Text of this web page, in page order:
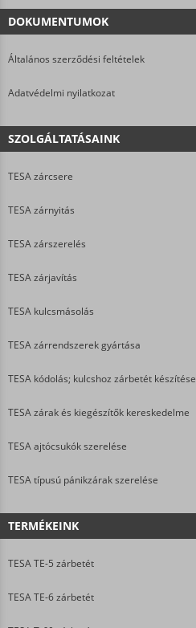
DOKUMENTUMOK
Általános szerződési feltételek
Adatvédelmi nyilatkozat
SZOLGÁLTATÁSAINK
TESA zárcsere
TESA zárnyitás
TESA zárszerelés
TESA zárjavítás
TESA kulcsmásolás
TESA zárrendszerek gyártása
TESA kódolás; kulcshoz zárbetét készítése
TESA zárak és kiegészítők kereskedelme
TESA ajtócsukók szerelése
TESA típusú pánikzárak szerelése
TERMÉKEINK
TESA TE-5 zárbetét
TESA TE-6 zárbetét